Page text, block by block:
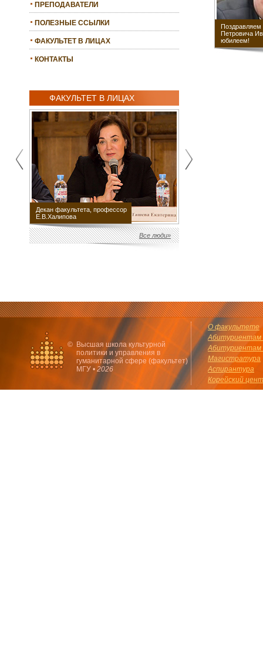
ПРЕПОДАВАТЕЛИ
ПОЛЕЗНЫЕ ССЫЛКИ
ФАКУЛЬТЕТ В ЛИЦАХ
КОНТАКТЫ
ФАКУЛЬТЕТ В ЛИЦАХ
Декан факультета, профессор
Е.В.Халипова
Все люди»
Поздравляем
Петровича
юбилеем!
© Высшая школа культурной
политики и управления в
гуманитарной сфере (факультет)
МГУ • 2026
О факультете
Абитуриентам
Абитуриентам
Магистратура
Аспирантура
Корейский